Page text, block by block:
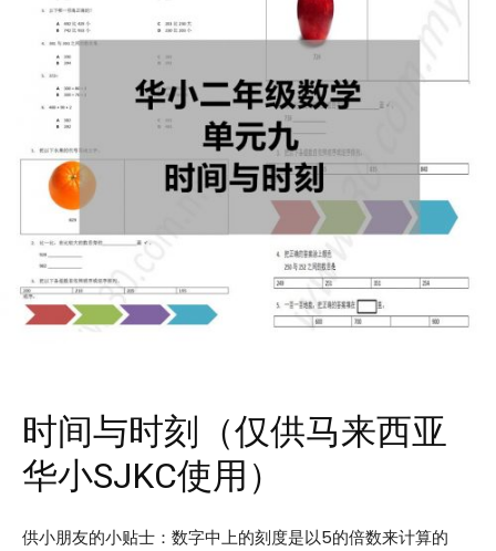
时间与时刻（仅供马来西亚
华小SJKC使用）
供小朋友的小贴士：数字中上的刻度是以5的倍数来计算的